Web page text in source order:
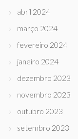
abril 2024
março 2024
fevereiro 2024
janeiro 2024
dezembro 2023
novembro 2023
outubro 2023
setembro 2023